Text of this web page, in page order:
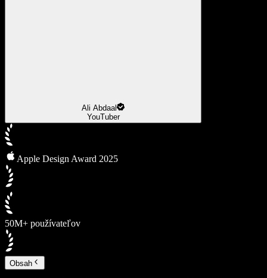
Ali Abdaal
YouTuber
Apple Design Award 2025
50M+ používateľov
Obsah